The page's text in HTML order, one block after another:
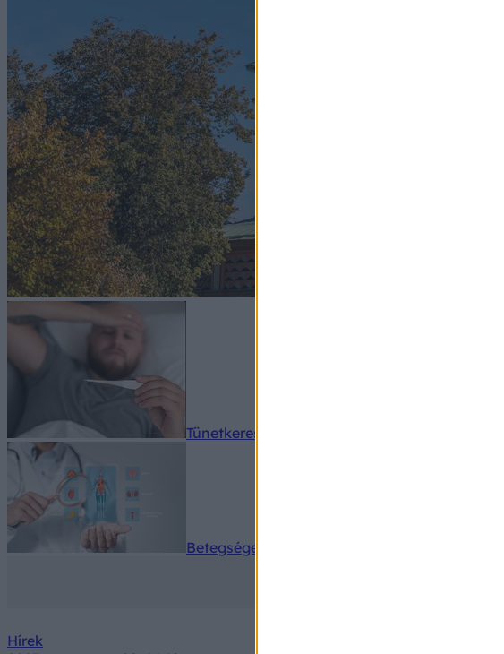
Tünetkereső
Betegségek A-Z
Hírek